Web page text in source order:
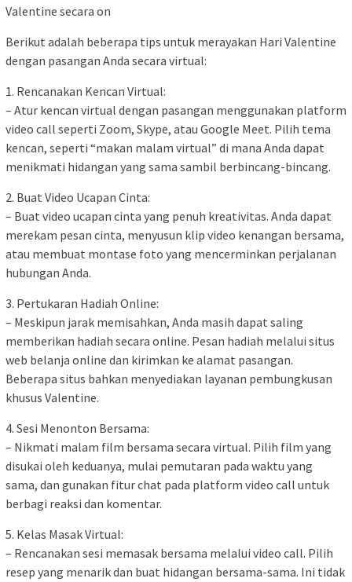
Valentine secara on
Berikut adalah beberapa tips untuk merayakan Hari Valentine
dengan pasangan Anda secara virtual:
1. Rencanakan Kencan Virtual:
– Atur kencan virtual dengan pasangan menggunakan platform
video call seperti Zoom, Skype, atau Google Meet. Pilih tema
kencan, seperti “makan malam virtual” di mana Anda dapat
menikmati hidangan yang sama sambil berbincang-bincang.
2. Buat Video Ucapan Cinta:
– Buat video ucapan cinta yang penuh kreativitas. Anda dapat
merekam pesan cinta, menyusun klip video kenangan bersama,
atau membuat montase foto yang mencerminkan perjalanan
hubungan Anda.
3. Pertukaran Hadiah Online:
– Meskipun jarak memisahkan, Anda masih dapat saling
memberikan hadiah secara online. Pesan hadiah melalui situs
web belanja online dan kirimkan ke alamat pasangan.
Beberapa situs bahkan menyediakan layanan pembungkusan
khusus Valentine.
4. Sesi Menonton Bersama:
– Nikmati malam film bersama secara virtual. Pilih film yang
disukai oleh keduanya, mulai pemutaran pada waktu yang
sama, dan gunakan fitur chat pada platform video call untuk
berbagi reaksi dan komentar.
5. Kelas Masak Virtual:
– Rencanakan sesi memasak bersama melalui video call. Pilih
resep yang menarik dan buat hidangan bersama-sama. Ini tidak